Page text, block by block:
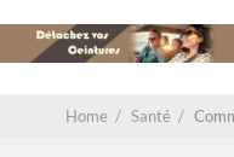
Home / Santé /